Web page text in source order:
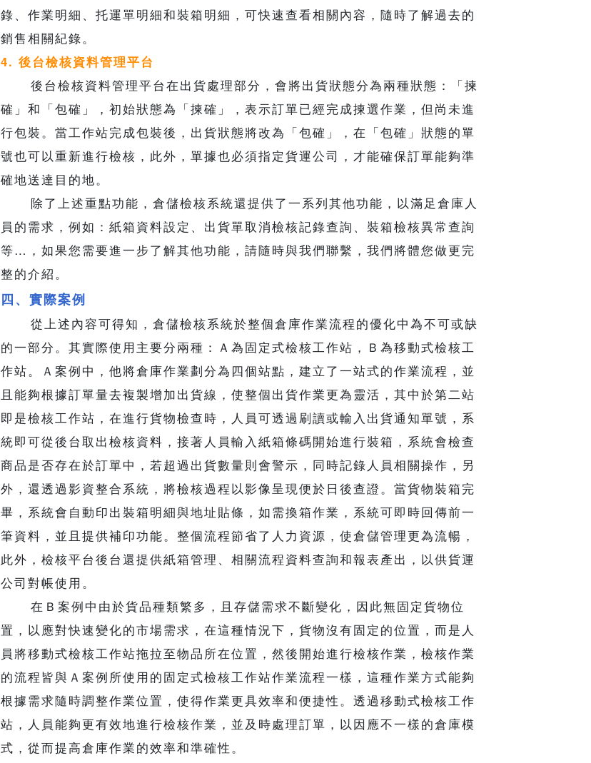
錄、作業明細、托運單明細和裝箱明細，可快速查看相關內容，隨時了解過去的
銷售相關紀錄。
4. 後台檢核資料管理平台
後台檢核資料管理平台在出貨處理部分，會將出貨狀態分為兩種狀態：「揀
確」和「包確」，初始狀態為「揀確」，表示訂單已經完成揀選作業，但尚未進
行包裝。當工作站完成包裝後，出貨狀態將改為「包確」，在「包確」狀態的單
號也可以重新進行檢核，此外，單據也必須指定貨運公司，才能確保訂單能夠準
確地送達目的地。
除了上述重點功能，倉儲檢核系統還提供了一系列其他功能，以滿足倉庫人
員的需求，例如：紙箱資料設定、出貨單取消檢核記錄查詢、裝箱檢核異常查詢
等…，如果您需要進一步了解其他功能，請隨時與我們聯繫，我們將體您做更完
整的介紹。
四、實際案例
從上述內容可得知，倉儲檢核系統於整個倉庫作業流程的優化中為不可或缺
的一部分。其實際使用主要分兩種：Ａ為固定式檢核工作站，Ｂ為移動式檢核工
作站。Ａ案例中，他將倉庫作業劃分為四個站點，建立了一站式的作業流程，並
且能夠根據訂單量去複製增加出貨線，使整個出貨作業更為靈活，其中於第二站
即是檢核工作站，在進行貨物檢查時，人員可透過刷讀或輸入出貨通知單號，系
統即可從後台取出檢核資料，接著人員輸入紙箱條碼開始進行裝箱，系統會檢查
商品是否存在於訂單中，若超過出貨數量則會警示，同時記錄人員相關操作，另
外，還透過影資整合系統，將檢核過程以影像呈現便於日後查證。當貨物裝箱完
畢，系統會自動印出裝箱明細與地址貼條，如需換箱作業，系統可即時回傳前一
筆資料，並且提供補印功能。整個流程節省了人力資源，使倉儲管理更為流暢，
此外，檢核平台後台還提供紙箱管理、相關流程資料查詢和報表產出，以供貨運
公司對帳使用。
在Ｂ案例中由於貨品種類繁多，且存儲需求不斷變化，因此無固定貨物位
置，以應對快速變化的市場需求，在這種情況下，貨物沒有固定的位置，而是人
員將移動式檢核工作站拖拉至物品所在位置，然後開始進行檢核作業，檢核作業
的流程皆與Ａ案例所使用的固定式檢核工作站作業流程一樣，這種作業方式能夠
根據需求隨時調整作業位置，使得作業更具效率和便捷性。透過移動式檢核工作
站，人員能夠更有效地進行檢核作業，並及時處理訂單，以因應不一樣的倉庫模
式，從而提高倉庫作業的效率和準確性。